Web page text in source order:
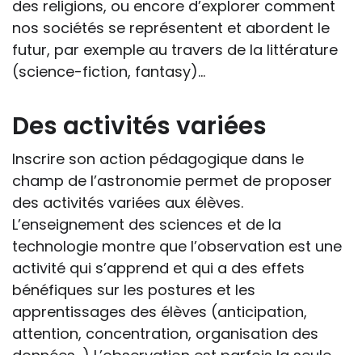
des religions, ou encore d’explorer comment
nos sociétés se représentent et abordent le
futur, par exemple au travers de la littérature
(science-fiction, fantasy)...
Des activités variées
Inscrire son action pédagogique dans le
champ de l’astronomie permet de proposer
des activités variées aux élèves.
L’enseignement des sciences et de la
technologie montre que l’observation est une
activité qui s’apprend et qui a des effets
bénéfiques sur les postures et les
apprentissages des élèves (anticipation,
attention, concentration, organisation des